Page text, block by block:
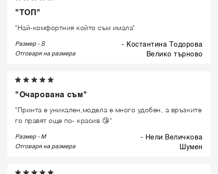
"ТОП"
"Най-комфортния който съм имала"
Размер - S - Костантина Тодорова
Отговаря на размера велико търново
"Очарована съм"
"Принта е уникален,модела е много удобен, а връзките
го правят още по- красив.😘"
Размер - M - Нели Величкова
Отговаря на размера шумен